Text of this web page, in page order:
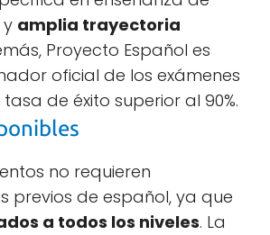
y amplia trayectoria
Proyecto Español es
oficial de los exámenes
tasa de éxito superior al 90%.
no requieren
previos de español, ya que
a todos los niveles. La